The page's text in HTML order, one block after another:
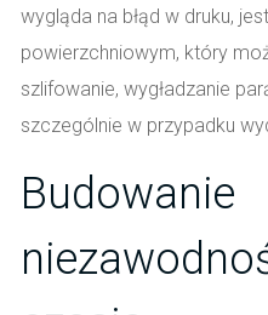
wygląda na błąd w druku,
powierzchniowym, który
szlifowanie, wygładzanie
szczególnie w przypadku
Budowanie